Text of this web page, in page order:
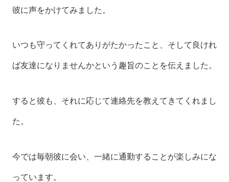
彼に声をかけてみました。
いつも守ってくれてありがたかったこと、そして良けれ
ば友達になりませんかという趣旨のことを伝えました。
すると彼も、それに応じて連絡先を教えてきてくれまし
た。
今では毎朝彼に会い、一緒に通勤することが楽しみにな
っています。